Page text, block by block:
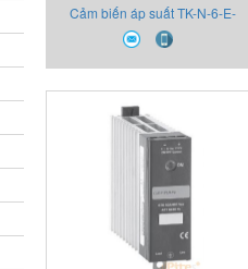
Cảm biến áp suất TK-N-6-E-
P15D-M-V 2130X000X00 Thiết
bị Gefran